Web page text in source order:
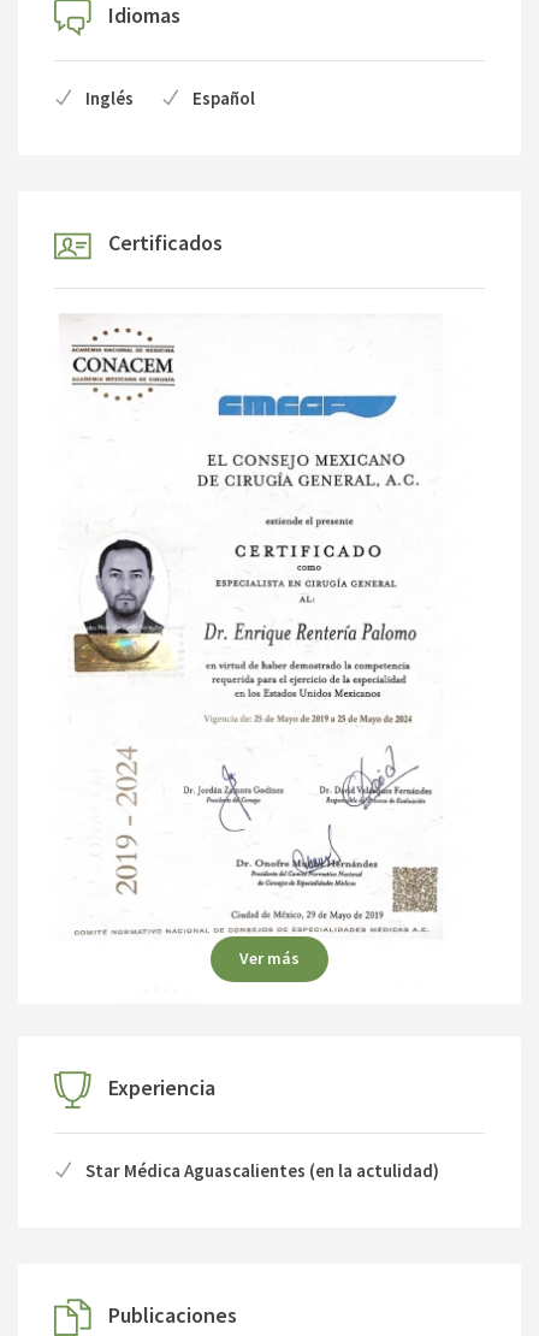
Idiomas
Inglés Español
Certificados
Ver más
Experiencia
Star Médica Aguascalientes (en la actulidad)
Publicaciones